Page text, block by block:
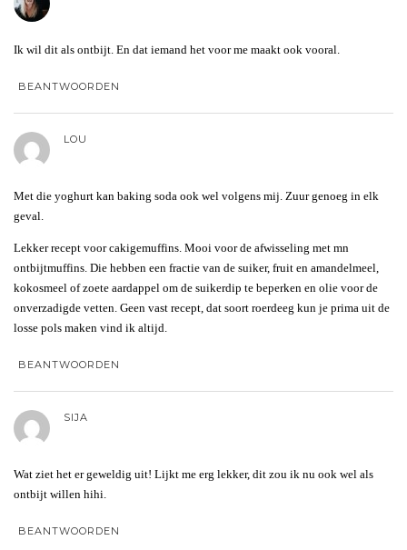
Ik wil dit als ontbijt. En dat iemand het voor me maakt ook vooral.
BEANTWOORDEN
LOU
Met die yoghurt kan baking soda ook wel volgens mij. Zuur genoeg in elk
geval.
Lekker recept voor cakigemuffins. Mooi voor de afwisseling met mn
ontbijtmuffins. Die hebben een fractie van de suiker, fruit en amandelmeel,
kokosmeel of zoete aardappel om de suikerdip te beperken en olie voor de
onverzadigde vetten. Geen vast recept, dat soort roerdeeg kun je prima uit de
losse pols maken vind ik altijd.
BEANTWOORDEN
SIJA
Wat ziet het er geweldig uit! Lijkt me erg lekker, dit zou ik nu ook wel als
ontbijt willen hihi.
BEANTWOORDEN